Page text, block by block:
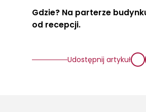
Gdzie? Na parterze
od recepcji.
Udostępnij artykuł